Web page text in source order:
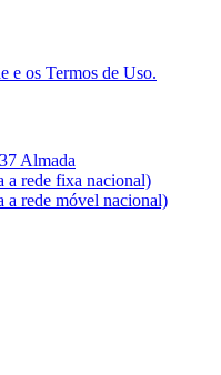
e os Termos de Uso.
Almada
a rede fixa nacional)
a rede móvel nacional)